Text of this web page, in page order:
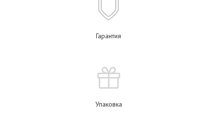
Гарантия
Упаковка